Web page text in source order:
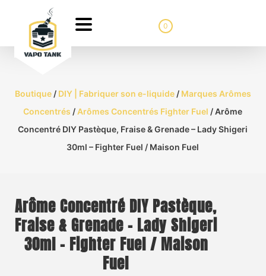
0
Boutique/ DIY | Fabriquer son e-liquide/ Marques Arômes
Concentrés / Arômes Concentrés Fighter Fuel / Arôme
Concentré DIY Pastèque, Fraise & Grenade – Lady Shigeri
30ml – Fighter Fuel / Maison Fuel
Arôme Concentré DIY Pastèque,
Fraise & Grenade – Lady Shigeri
30ml – Fighter Fuel / Maison
Fuel